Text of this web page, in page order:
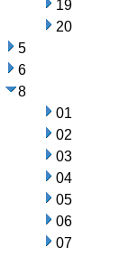
19
20
5
6
8
01
02
03
04
05
06
07